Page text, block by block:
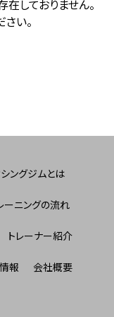
しておりません。
い。
ングジムとは
ーニングの流れ
トレーナー紹介
報 会社概要